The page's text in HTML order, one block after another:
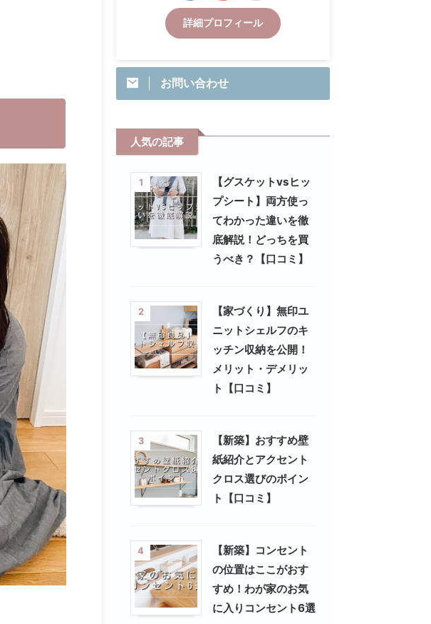
詳細プロフィール
お問い合わせ
人気の記事
1
【グスケットvsヒッ
プシート】両方使っ
てわかった違いを徹
底解説！どっちを買
うべき？【口コミ】
2
【家づくり】無印ユ
ニットシェルフのキ
ッチン収納を公開！
メリット・デメリッ
ト【口コミ】
3
【新築】おすすめ壁
紙紹介とアクセント
クロス選びのポイン
ト【口コミ】
4
【新築】コンセント
の位置はここがおす
すめ！わが家のお気
に入りコンセント6選